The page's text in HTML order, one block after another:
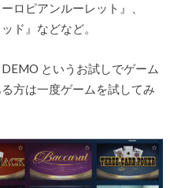
ロピアンルーレット』、
ド』などなど。
というお試しでゲーム
方は一度ゲームを試してみ